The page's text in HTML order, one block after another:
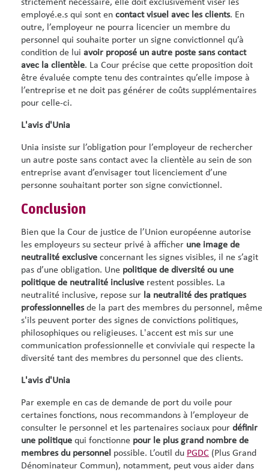
strictement nécessaire, elle doit exclusivement viser les
employé.e.s qui sont en contact visuel avec les clients. En
outre, l’employeur ne pourra licencier un membre du
personnel qui souhaite porter un signe convictionnel qu’à
condition de lui avoir proposé un autre poste sans contact
avec la clientèle. La Cour précise que cette proposition doit
être évaluée compte tenu des contraintes qu’elle impose à
l’entreprise et ne doit pas générer de coûts supplémentaires
pour celle-ci.
L'avis d'Unia
Unia insiste sur l’obligation pour l’employeur de rechercher
un autre poste sans contact avec la clientèle au sein de son
entreprise avant d’envisager tout licenciement d’une
personne souhaitant porter son signe convictionnel.
Conclusion
Bien que la Cour de justice de l’Union européenne autorise
les employeurs su secteur privé à afficher une image de
neutralité exclusive concernant les signes visibles, il ne s’agit
pas d’une obligation. Une politique de diversité ou une
politique de neutralité inclusive restent possibles. La
neutralité inclusive, repose sur la neutralité des pratiques
professionnellesde la part des membres du personnel, même
s'ils peuvent porter des signes de convictions politiques,
philosophiques ou religieuses. L'accent est mis sur une
communication professionnelle et conviviale qui respecte la
diversité tant des membres du personnel que des clients.
L'avis d'Unia
Par exemple en cas de demande de port du voile pour
certaines fonctions, nous recommandons à l’employeur de
consulter le personnel et les partenaires sociaux pour définir
une politique qui fonctionne pour le plus grand nombre de
membres du personnel possible. L’outil du PGDC (Plus Grand
Dénominateur Commun), notamment, peut vous aider dans